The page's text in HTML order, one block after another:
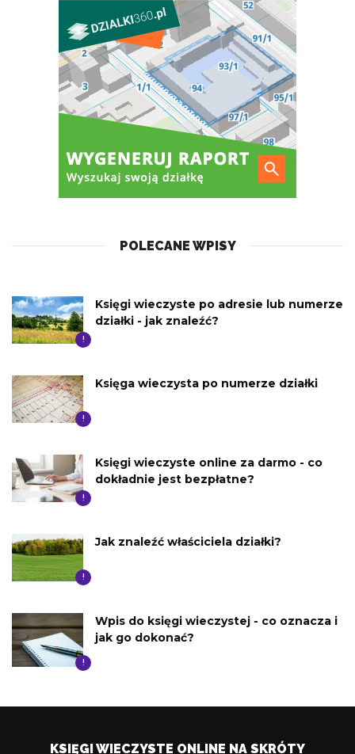
POLECANE WPISY
!
Księgi wieczyste po adresie lub numerze
działki - jak znaleźć?
!
Księga wieczysta po numerze działki
!
Księgi wieczyste online za darmo - co
dokładnie jest bezpłatne?
!
Jak znaleźć właściciela działki?
!
Wpis do księgi wieczystej - co oznacza i
jak go dokonać?
KSIĘGI WIECZYSTE ONLINE NA SKRÓTY